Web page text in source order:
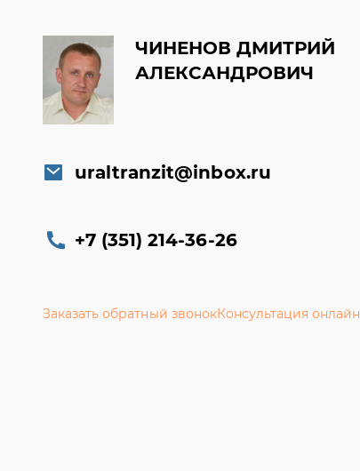
ЧИНЕНОВ ДМИТРИЙ
АЛЕКСАНДРОВИЧ
uraltranzit@inbox.ru
+7 (351) 214-36-26
Заказать обратный звонокКонсультация онлайн